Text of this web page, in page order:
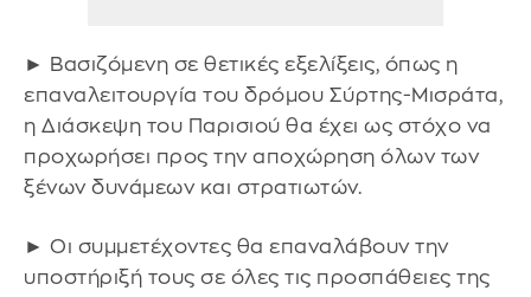
► Βασιζόμενη σε θετικές εξελίξεις, όπως η
επαναλειτουργία του δρόμου Σύρτης-Μισράτα,
η Διάσκεψη του Παρισιού θα έχει ως στόχο να
προχωρήσει προς την αποχώρηση όλων των
ξένων δυνάμεων και στρατιωτών.
► Οι συμμετέχοντες θα επαναλάβουν την
υποστήριξή τους σε όλες τις προσπάθειες της